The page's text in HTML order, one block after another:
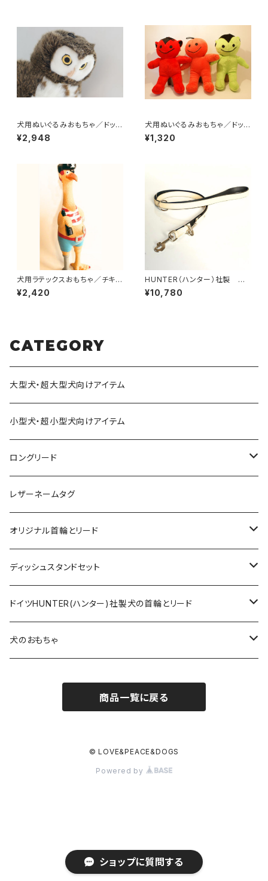
ショップに質問する
犬用ぬいぐるみおもちゃ／ドッグ
トイズ・フクロウ
¥2,948
犬用ぬいぐるみおもちゃ／ドッグ
トイズ・スクイークフレンズ
¥1,320
犬用ラテックスおもちゃ／チキ
ン・シルバー
¥2,420
HUNTER（ハンター）社製 犬
用ソフティ3wayリード【200c
m・リード幅2cm】
¥10,780
CATEGORY
大型犬・超大型犬向けアイテム
小型犬・超小型犬向けアイテム
ロングリード
オリジナル軽量ロングリード
オリジナルロングリード
レザーネームタグ
オリジナル首輪とリード
ロープとヌメ革の首輪とリード
ヌメ革の首輪とリード
アニリンレザーの首輪とリード
ディッシュスタンドセット
無垢の木とステンレスのディッシュスタンドセット
超小型犬〜中型犬サイズ
無垢の木と陶器のディッシュスタンドセット
大型犬〜超大型犬向けサイズ
ドイツHUNTER(ハンター)社製犬の首輪とリード
HUNTER(ハンター）社製首輪
HUNTER（ハンター）社製スリップリード
JOKKE（フィンランド・ヨッケ）製首輪
犬のおもちゃ
ボールのおもちゃ
商品一覧に戻る
© LOVE&PEACE&DOGS
Powered by